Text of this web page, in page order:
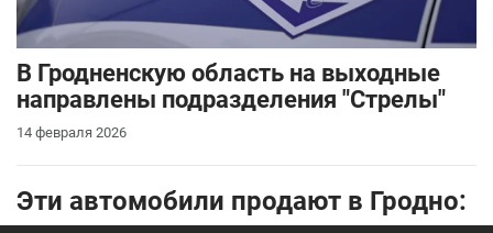
В Гродненскую область на выходные
направлены подразделения "Стрелы"
14 февраля 2026
Эти автомобили продают в Гродно: